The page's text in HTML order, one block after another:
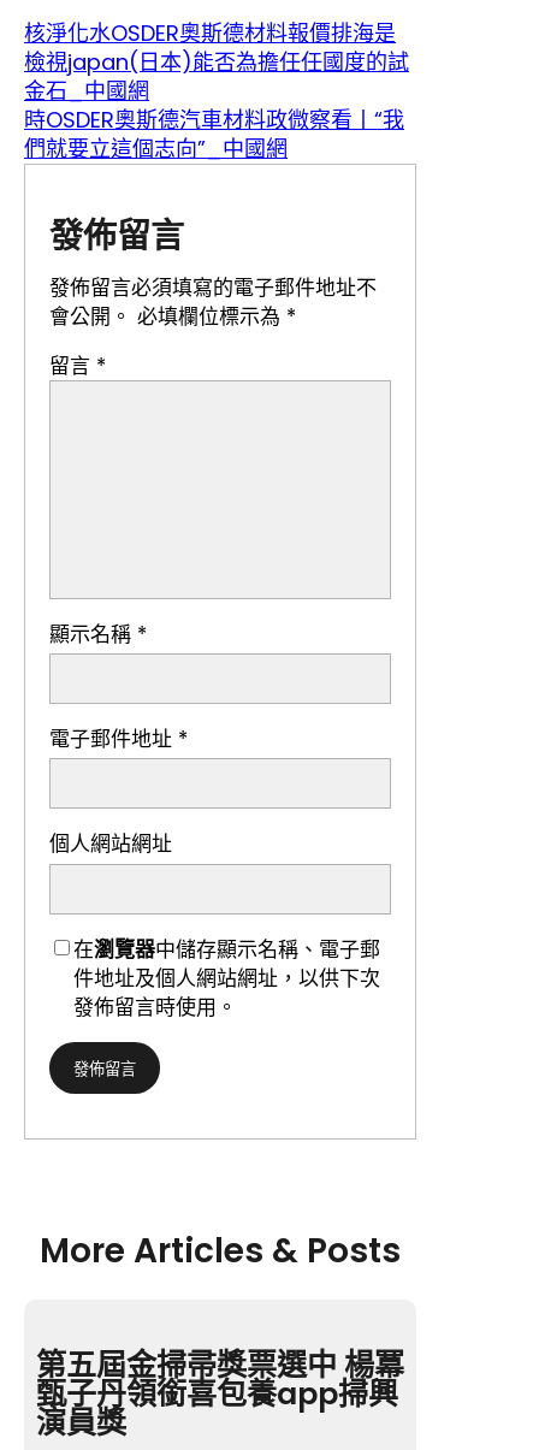
核淨化水OSDER奧斯德材料報價排海是
檢視japan(日本)能否為擔任任國度的試
金石_中國網
時OSDER奧斯德汽車材料政微察看丨“我
們就要立這個志向”_中國網
發佈留言
發佈留言必須填寫的電子郵件地址不
會公開。 必填欄位標示為 *
留言 *
顯示名稱 *
電子郵件地址 *
個人網站網址
在瀏覽器中儲存顯示名稱、電子郵
件地址及個人網站網址，以供下次
發佈留言時使用。
More Articles & Posts
第五屆金掃帚獎票選中 楊冪
甄子丹領銜喜包養app掃興
演員獎